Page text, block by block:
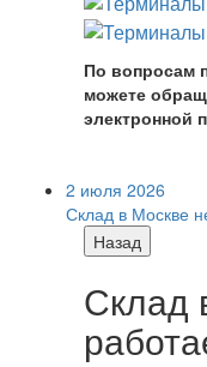
По вопросам
можете
электронной
2 июля 2026
Склад в Москве
Назад
Склад